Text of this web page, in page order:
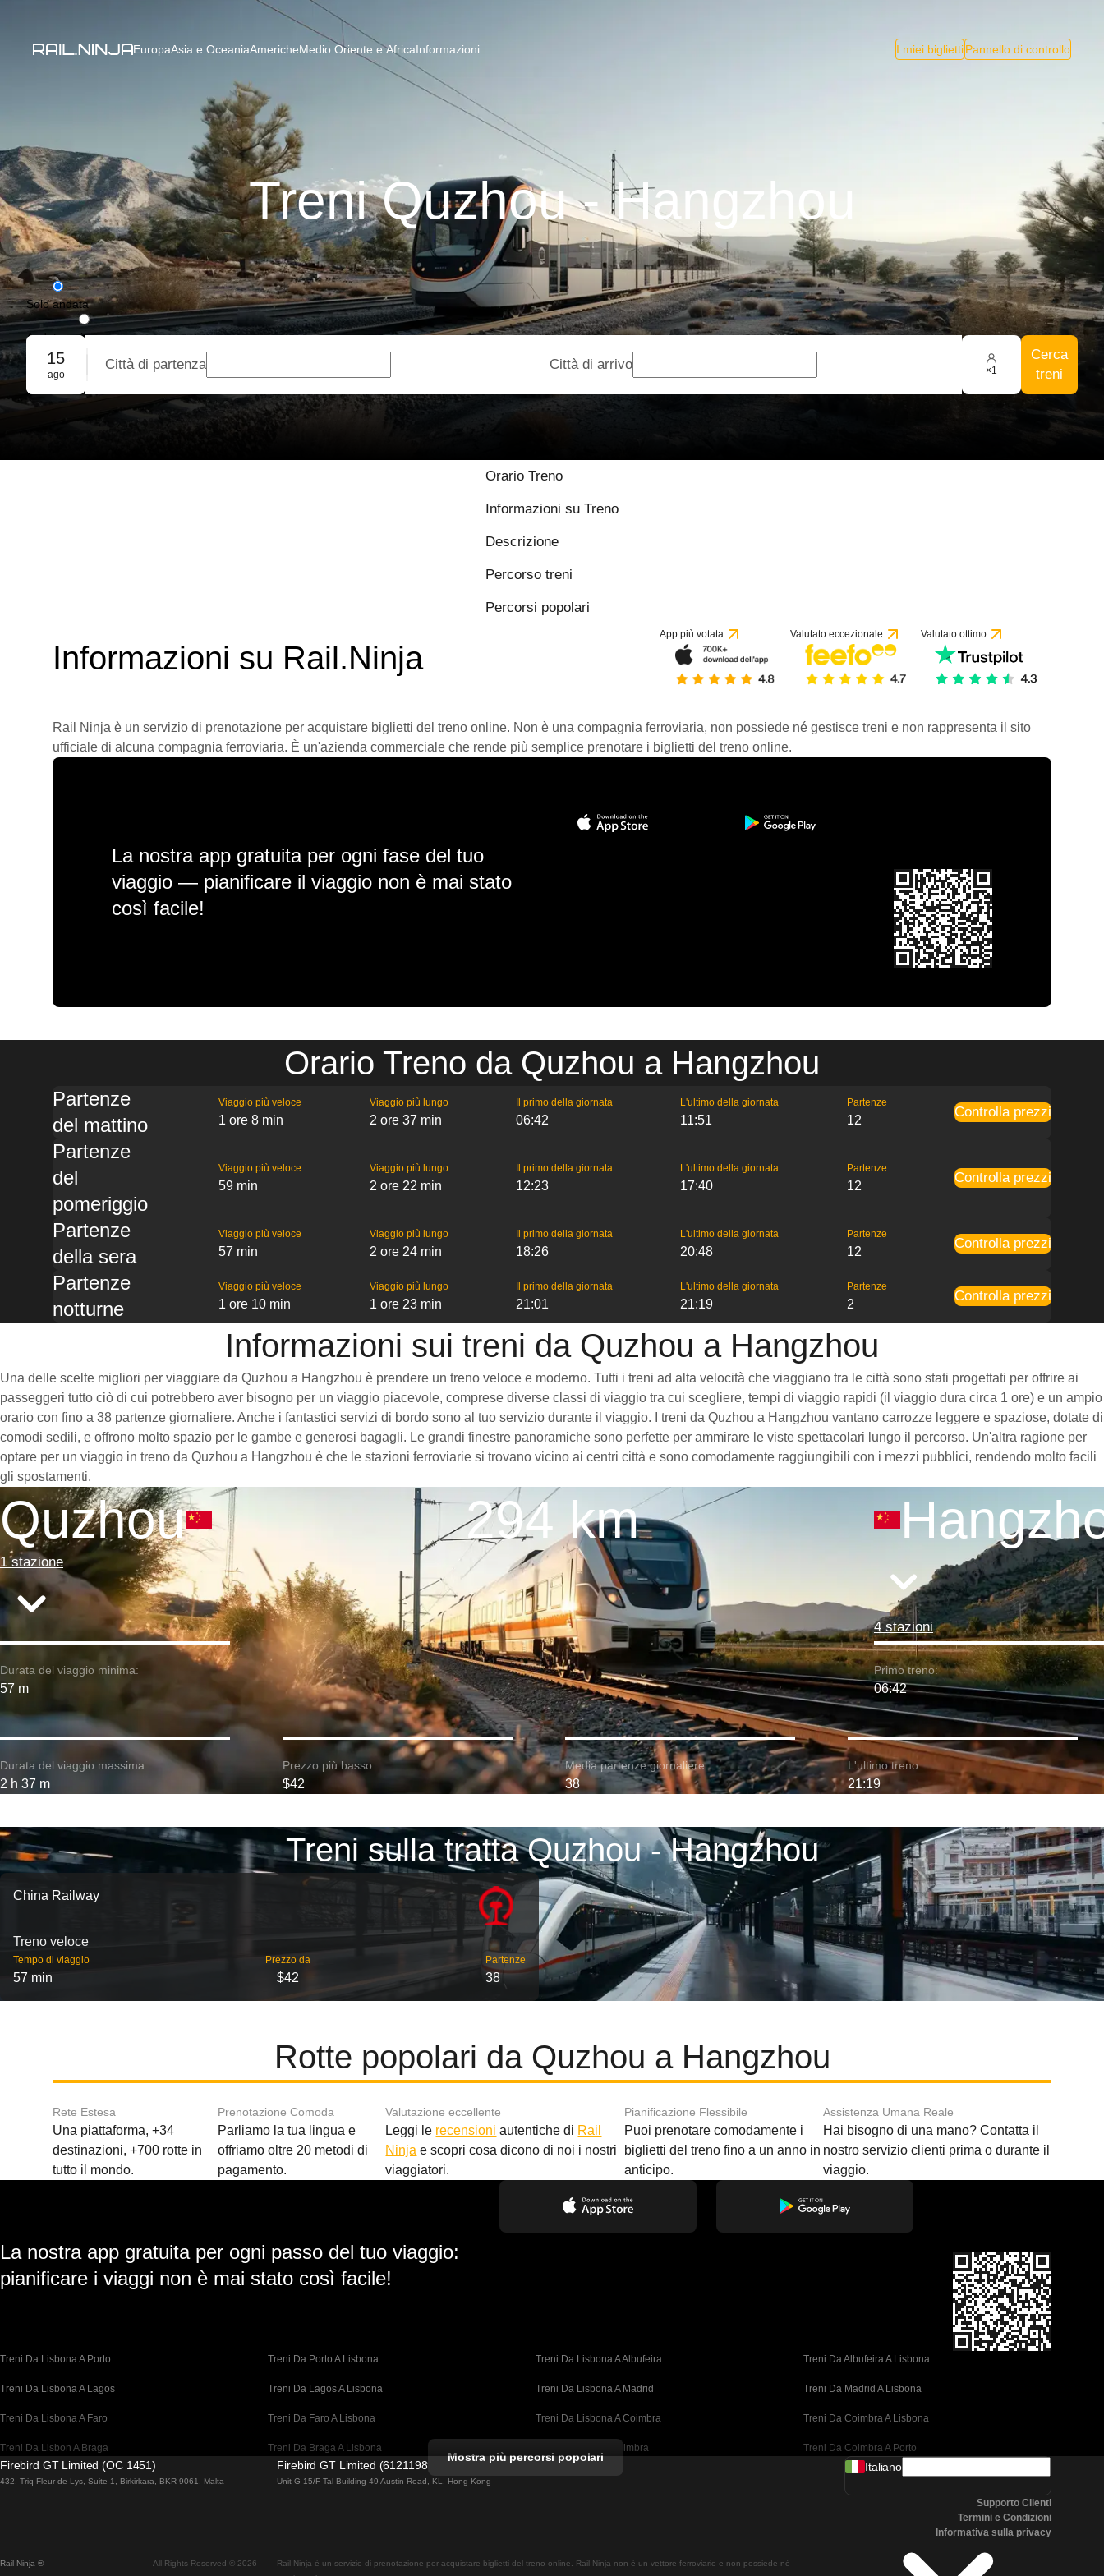
EuropaAsia e OceaniaAmericheMedio Oriente e AfricaInformazioni I miei bigliettiPannello di controllo
Treni Quzhou - Hangzhou
Solo andata
Andata e ritorno
Prenotazione di gruppo
15
ago
Città di partenza Città di arrivo ×1
Cerca
treni
Orario Treno
Informazioni su Treno
Descrizione
Percorso treni
Percorsi popolari
Informazioni su Rail.Ninja
App più votata Valutato eccezionale Valutato ottimo
Rail Ninja è un servizio di prenotazione per acquistare biglietti del treno online. Non è una compagnia ferroviaria, non possiede né gestisce treni e non rappresenta il sito
ufficiale di alcuna compagnia ferroviaria. È un'azienda commerciale che rende più semplice prenotare i biglietti del treno online.
La nostra app gratuita per ogni fase del tuo
viaggio — pianificare il viaggio non è mai stato
così facile!
Orario Treno da Quzhou a Hangzhou
Partenze
del mattino
Viaggio più veloce
1 ore 8 min
Viaggio più lungo
2 ore 37 min
Il primo della giornata
06:42
L'ultimo della giornata
11:51
Partenze
12
Controlla prezzi
Partenze
del
pomeriggio
Viaggio più veloce
59 min
Viaggio più lungo
2 ore 22 min
Il primo della giornata
12:23
L'ultimo della giornata
17:40
Partenze
12
Controlla prezzi
Partenze
della sera
Viaggio più veloce
57 min
Viaggio più lungo
2 ore 24 min
Il primo della giornata
18:26
L'ultimo della giornata
20:48
Partenze
12
Controlla prezzi
Partenze
notturne
Viaggio più veloce
1 ore 10 min
Viaggio più lungo
1 ore 23 min
Il primo della giornata
21:01
L'ultimo della giornata
21:19
Partenze
2
Controlla prezzi
Informazioni sui treni da Quzhou a Hangzhou
Una delle scelte migliori per viaggiare da Quzhou a Hangzhou è prendere un treno veloce e moderno. Tutti i treni ad alta velocità che viaggiano tra le città sono stati progettati per offrire ai
passeggeri tutto ciò di cui potrebbero aver bisogno per un viaggio piacevole, comprese diverse classi di viaggio tra cui scegliere, tempi di viaggio rapidi (il viaggio dura circa 1 ore) e un ampio
orario con fino a 38 partenze giornaliere. Anche i fantastici servizi di bordo sono al tuo servizio durante il viaggio. I treni da Quzhou a Hangzhou vantano carrozze leggere e spaziose, dotate di
comodi sedili, e offrono molto spazio per le gambe e generosi bagagli. Le grandi finestre panoramiche sono perfette per ammirare le viste spettacolari lungo il percorso. Un'altra ragione per
optare per un viaggio in treno da Quzhou a Hangzhou è che le stazioni ferroviarie si trovano vicino ai centri città e sono comodamente raggiungibili con i mezzi pubblici, rendendo molto facili
gli spostamenti.
Quzhou
1 stazione
294 km
4 stazioni
Durata del viaggio minima:
57 m
Primo treno:
06:42
Durata del viaggio massima:
2 h 37 m
Prezzo più basso:
$42
Media partenze giornaliere:
38
L'ultimo treno:
21:19
Treni sulla tratta Quzhou - Hangzhou
China Railway
Treno veloce
Tempo di viaggio
57 min
Prezzo da
$42
Partenze
38
Rotte popolari da Quzhou a Hangzhou
Rete Estesa
Una piattaforma, +34
destinazioni, +700 rotte in
tutto il mondo.
Prenotazione Comoda
Parliamo la tua lingua e
offriamo oltre 20 metodi di
pagamento.
Valutazione eccellente
Leggi le recensioni autentiche di Rail
Ninja e scopri cosa dicono di noi i nostri
viaggiatori.
Pianificazione Flessibile
Puoi prenotare comodamente i
biglietti del treno fino a un anno in
anticipo.
Assistenza Umana Reale
Hai bisogno di una mano? Contatta il
nostro servizio clienti prima o durante il
viaggio.
La nostra app gratuita per ogni passo del tuo viaggio:
pianificare i viaggi non è mai stato così facile!
Treni Da Lisbona A Porto Treni Da Porto A Lisbona Treni Da Lisbona A Albufeira Treni Da Albufeira A Lisbona
Treni Da Lisbona A Lagos Treni Da Lagos A Lisbona Treni Da Lisbona A Madrid Treni Da Madrid A Lisbona
Treni Da Lisbona A Faro Treni Da Faro A Lisbona Treni Da Lisbona A Coimbra Treni Da Coimbra A Lisbona
Treni Da Lisbon A Braga Treni Da Braga A Lisbona Treni Da Porto A Coimbra Treni Da Coimbra A Porto
Treni Da Barcellona A Madrid Treni Da Madrid A Barcellona Treni Da Valencia A Barcellona
Treni Da Madrid A Siviglia Treni Da Siviglia A Madrid Treni Da Madrid A Malaga Treni Da Malaga A Madrid
Mostra più percorsi popolari
Firebird GT Limited (OC 1451)
432, Triq Fleur de Lys, Suite 1, Birkirkara, BKR 9061, Malta
Firebird GT Limited (61211989)
Unit G 15/F Tal Building 49 Austin Road, KL, Hong Kong
Rail Ninja ® All Rights Reserved © 2026
Rail Ninja è un servizio di prenotazione per acquistare biglietti del treno online. Rail Ninja non è un vettore ferroviario e non possiede né
Italiano
Supporto Clienti
Termini e Condizioni
Informativa sulla privacy